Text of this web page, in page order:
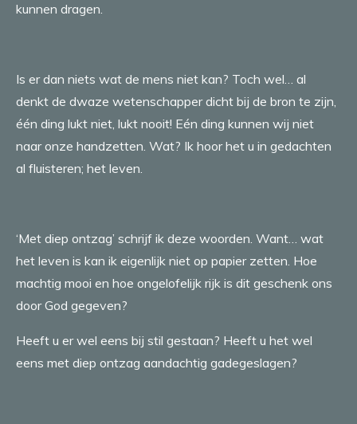
kunnen dragen.
Is er dan niets wat de mens niet kan? Toch wel… al
denkt de dwaze wetenschapper dicht bij de bron te zijn,
één ding lukt niet, lukt nooit! Eén ding kunnen wij niet
naar onze handzetten. Wat? Ik hoor het u in gedachten
al fluisteren; het leven.
‘Met diep ontzag’ schrijf ik deze woorden. Want… wat
het leven is kan ik eigenlijk niet op papier zetten. Hoe
machtig mooi en hoe ongelofelijk rijk is dit geschenk ons
door God gegeven?
Heeft u er wel eens bij stil gestaan? Heeft u het wel
eens met diep ontzag aandachtig gadegeslagen?